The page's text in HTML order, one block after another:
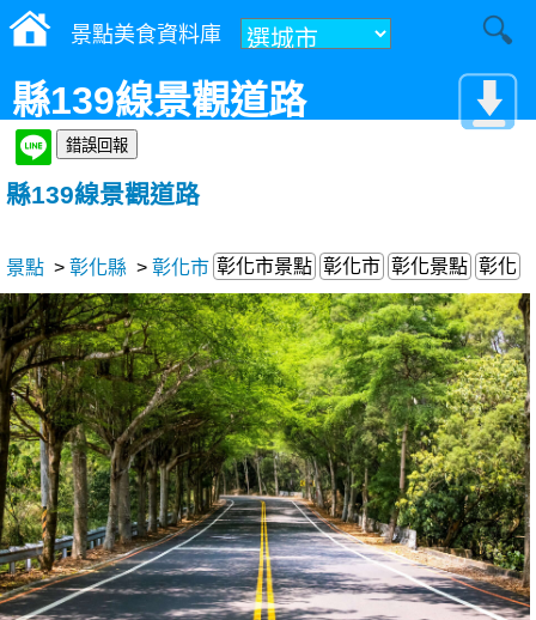
景點美食資料庫
縣139線景觀道路
縣139線景觀道路
景點 > 彰化縣 > 彰化市 彰化市景點 彰化市 彰化景點 彰化